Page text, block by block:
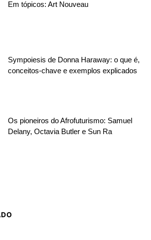
Em tópicos: Art Nouveau
Sympoiesis de Donna Haraway: o que é,
conceitos-chave e exemplos explicados
Os pioneiros do Afrofuturismo: Samuel
Delany, Octavia Butler e Sun Ra